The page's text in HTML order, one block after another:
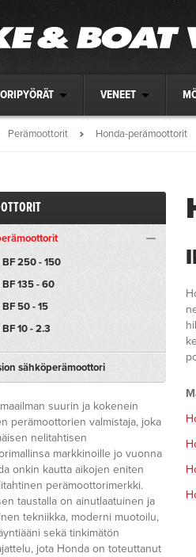
VENEET
Perämoottorit Honda-perämoottorit
250 - 150
135 - 60
50 - 15
10 - 2.3
sähköperämoottori
suurin ja kokenein
perämoottorien valmistaja, joka
nelitahtisen
markkinoille jo vuonna
onkin kautta aikojen eniten
perämoottorimerkki.
taustalla on ainutlaatuinen ja
tekniikka, moderni muotoilu,
sekä tinkimätön
jota Honda on toteuttanut